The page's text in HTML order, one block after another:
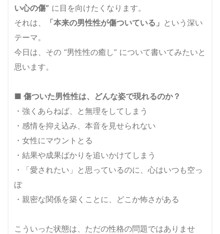
い心の傷” に目を向けたくなります。
それは、
「本来の男性性が傷ついている」 という深い
テーマ。
今日は、その “男性性の癒し” について書いてみたいと
思います。
■ 傷ついた男性性は、どんな姿で現れるのか？
・強くあらねば、と無理をしてしまう
・感情を抑え込み、本音を見せられない
・女性にマウントとる
・結果や成果ばかりを追いかけてしまう
・「愛されたい」と思っているのに、心はいつも空っ
ぽ
・親密な関係を築くことに、どこか怖さがある
こういった状態は、ただの性格の問題ではありませ